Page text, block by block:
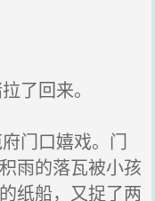
了回来。
门口嬉戏。门
雨的落瓦被小孩
纸船，又捉了两